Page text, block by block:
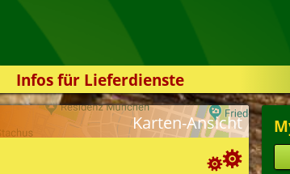
Infos für Lieferdienste
Kassensystem
ZuverlässigkeitKarten-Ansicht